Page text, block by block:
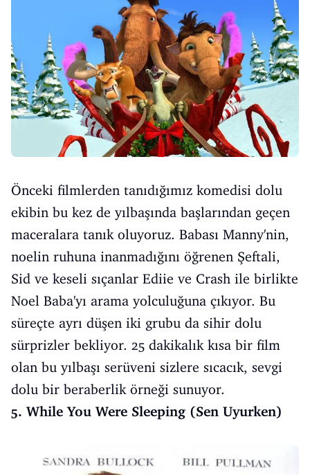
Önceki filmlerden tanıdığımız komedisi dolu
ekibin bu kez de yılbaşında başlarından geçen
maceralara tanık oluyoruz. Babası Manny'nin,
noelin ruhuna inanmadığını öğrenen Şeftali,
Sid ve keseli sıçanlar Ediie ve Crash ile birlikte
Noel Baba'yı arama yolculuğuna çıkıyor. Bu
süreçte ayrı düşen iki grubu da sihir dolu
sürprizler bekliyor. 25 dakikalık kısa bir film
olan bu yılbaşı serüveni sizlere sıcacık, sevgi
dolu bir beraberlik örneği sunuyor.
5. While You Were Sleeping (Sen Uyurken)